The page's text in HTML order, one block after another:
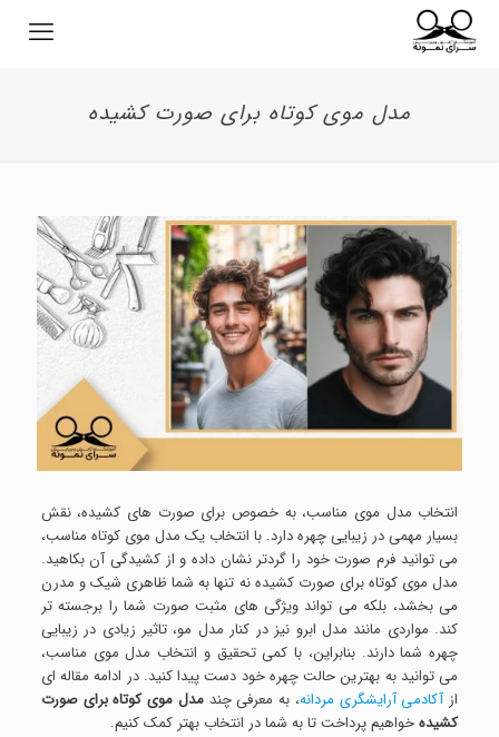
مدل موی کوتاه برای صورت کشیده
انتخاب مدل موی مناسب، به خصوص برای صورت های کشیده، نقش
بسیار مهمی در زیبایی چهره دارد. با انتخاب یک مدل موی کوتاه مناسب،
می توانید فرم صورت خود را گردتر نشان داده و از کشیدگی آن بکاهید.
مدل موی کوتاه برای صورت کشیده نه تنها به شما ظاهری شیک و مدرن
می بخشد، بلکه می تواند ویژگی های مثبت صورت شما را برجسته تر
کند. مواردی مانند مدل ابرو نیز در کنار مدل مو، تاثیر زیادی در زیبایی
چهره شما دارند. بنابراین، با کمی تحقیق و انتخاب مدل موی مناسب،
می توانید به بهترین حالت چهره خود دست پیدا کنید. در ادامه مقاله ای
ازآکادمی آرایشگری مردانه، به معرفی چندمدل موی کوتاه برای صورت
کشیدهخواهیم پرداخت تا به شما در انتخاب بهتر کمک کنیم.